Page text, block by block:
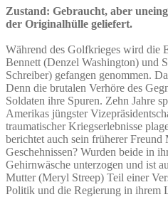
Zustand: Gebraucht, aber
der Originalhülle geliefert.
Während des Golfkrieges wird die
Bennett (Denzel Washington) und
Schreiber) gefangen genommen.
Denn die brutalen Verhöre des
Soldaten ihre Spuren. Zehn Jahre
Amerikas jüngster
traumatischer Kriegserlebnisse
berichtet auch sein früherer
Geschehnissen? Wurden beide in
Gehirnwäsche unterzogen und ist
Mutter (Meryl Streep) Teil einer
Politik und die Regierung in ihrem